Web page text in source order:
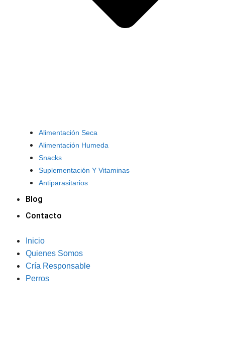
Alimentación Seca
Alimentación Humeda
Snacks
Suplementación Y Vitaminas
Antiparasitarios
Blog
Contacto
Inicio
Quienes Somos
Cría Responsable
Perros